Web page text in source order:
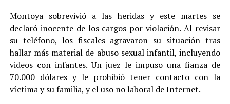
Montoya sobrevivió a las heridas y este martes se
declaró inocente de los cargos por violación. Al revisar
su teléfono, los fiscales agravaron su situación tras
hallar más material de abuso sexual infantil, incluyendo
videos con infantes. Un juez le impuso una fianza de
70.000 dólares y le prohibió tener contacto con la
víctima y su familia, y el uso no laboral de Internet.